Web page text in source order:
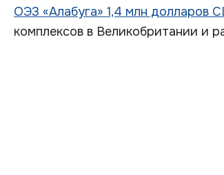
ОЭЗ «Алабуга» 1,4 млн долларов
комплексов в Великобритании и